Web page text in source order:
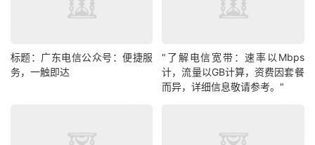
标题：广东电信公众号：便捷服
务，一触即达
"了解电信宽带：速率以Mbps
计，流量以GB计算，资费因套餐
而异，详细信息敬请参考。"